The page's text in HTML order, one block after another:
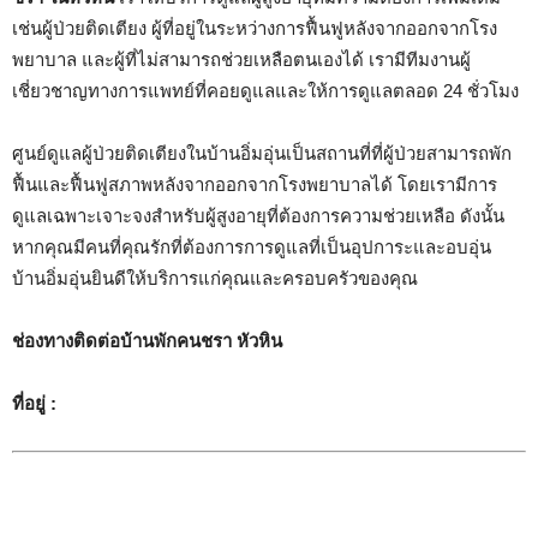
เช่นผู้ป่วยติดเตียง ผู้ที่อยู่ในระหว่างการฟื้นฟูหลังจากออกจากโรง
พยาบาล และผู้ที่ไม่สามารถช่วยเหลือตนเองได้ เรามีทีมงานผู้
เชี่ยวชาญทางการแพทย์ที่คอยดูแลและให้การดูแลตลอด 24 ชั่วโมง
ศูนย์ดูแลผู้ป่วยติดเตียงในบ้านอิ่มอุ่นเป็นสถานที่ที่ผู้ป่วยสามารถพัก
ฟื้นและฟื้นฟูสภาพหลังจากออกจากโรงพยาบาลได้ โดยเรามีการ
ดูแลเฉพาะเจาะจงสำหรับผู้สูงอายุที่ต้องการความช่วยเหลือ ดังนั้น
หากคุณมีคนที่คุณรักที่ต้องการการดูแลที่เป็นอุปการะและอบอุ่น
บ้านอิ่มอุ่นยินดีให้บริการแก่คุณและครอบครัวของคุณ
ช่องทางติดต่อบ้านพักคนชรา หัวหิน
ที่อยู่ :